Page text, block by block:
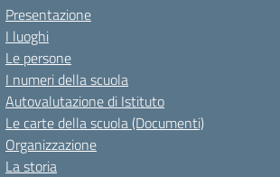
Presentazione
I luoghi
Le persone
I numeri della scuola
Autovalutazione di Istituto
Le carte della scuola (Documenti)
Organizzazione
La storia